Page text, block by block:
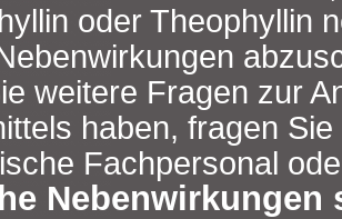
oder Theophyllin
weitere Fragen zur
haben, fragen
Fachpersonal